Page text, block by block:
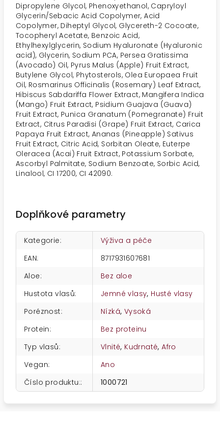
Dipropylene Glycol, Phenoxyethanol, Capryloyl
Glycerin/Sebacic Acid Copolymer, Acid
Copolymer, Diheptyl Glycol, Glycereth-2 Cocoate,
Tocopheryl Acetate, Benzoic Acid,
Ethylhexylglycerin, Sodium Hyaluronate (Hyaluronic
acid), Glycerin, Sodium PCA, Persea Gratissima
(Avocado) Oil, Pyrus Malus (Apple) Fruit Extract,
Butylene Glycol, Phytosterols, Olea Europaea Fruit
Oil, Rosmarinus Officinalis (Rosemary) Leaf Extract,
Hibiscus Sabdariffa Flower Extract, Mangifera Indica
(Mango) Fruit Extract, Psidium Guajava (Guava)
Fruit Extract, Punica Granatum (Pomegranate) Fruit
Extract, Citrus Paradisi (Grape) Fruit Extract, Carica
Papaya Fruit Extract, Ananas (Pineapple) Sativus
Fruit Extract, Citric Acid, Sorbitan Oleate, Euterpe
Oleracea (Acai) Fruit Extract, Potassium Sorbate,
Ascorbyl Palmitate, Sodium Benzoate, Sorbic Acid,
Linalool, CI 17200, CI 42090.
Doplňkové parametry
Kategorie:
Výživa a péče
EAN:
8717931607681
Aloe:
Bez aloe
Hustota vlasů: Jemné vlasy, Husté vlasy
Poréznost: Nízká, Vysoká
Protein:
Bez proteinu
Typ vlasů: Vlnité, Kudrnaté,Afro
Vegan:
Ano
Číslo produktu:: 1000721